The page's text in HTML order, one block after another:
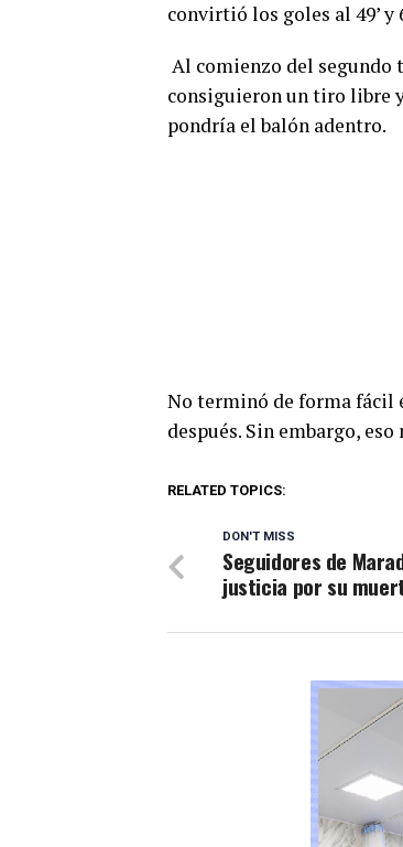
convirtió los goles al 49’
Al comienzo del segundo
consiguieron un tiro libre
pondría el balón adentro.
No terminó de forma fácil
después. Sin embargo,
RELATED TOPICS:
DON'T MISS
Seguidores de
justicia por su